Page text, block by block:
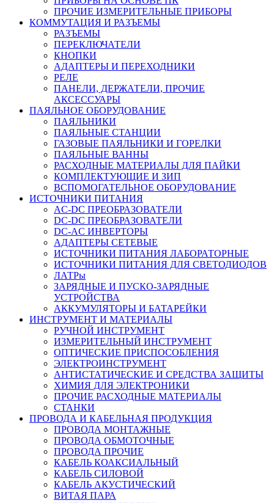
ПРОЧИЕ ИЗМЕРИТЕЛЬНЫЕ ПРИБОРЫ
КОММУТАЦИЯ И РАЗЪЕМЫ
РАЗЪЕМЫ
ПЕРЕКЛЮЧАТЕЛИ
КНОПКИ
АДАПТЕРЫ И ПЕРЕХОДНИКИ
РЕЛЕ
ПАНЕЛИ, ДЕРЖАТЕЛИ, ПРОЧИЕ
АКСЕССУАРЫ
ПАЯЛЬНОЕ ОБОРУДОВАНИЕ
ПАЯЛЬНИКИ
ПАЯЛЬНЫЕ СТАНЦИИ
ГАЗОВЫЕ ПАЯЛЬНИКИ И ГОРЕЛКИ
ПАЯЛЬНЫЕ ВАННЫ
РАСХОДНЫЕ МАТЕРИАЛЫ ДЛЯ ПАЙКИ
КОМПЛЕКТУЮЩИЕ И ЗИП
ВСПОМОГАТЕЛЬНОЕ ОБОРУДОВАНИЕ
ИСТОЧНИКИ ПИТАНИЯ
AC-DC ПРЕОБРАЗОВАТЕЛИ
DC-DC ПРЕОБРАЗОВАТЕЛИ
DC-AC ИНВЕРТОРЫ
АДАПТЕРЫ СЕТЕВЫЕ
ИСТОЧНИКИ ПИТАНИЯ ЛАБОРАТОРНЫЕ
ИСТОЧНИКИ ПИТАНИЯ ДЛЯ СВЕТОДИОДОВ
ЛАТРы
ЗАРЯДНЫЕ И ПУСКО-ЗАРЯДНЫЕ
УСТРОЙСТВА
АККУМУЛЯТОРЫ И БАТАРЕЙКИ
ИНСТРУМЕНТ И МАТЕРИАЛЫ
РУЧНОЙ ИНСТРУМЕНТ
ИЗМЕРИТЕЛЬНЫЙ ИНСТРУМЕНТ
ОПТИЧЕСКИЕ ПРИСПОСОБЛЕНИЯ
ЭЛЕКТРОИНСТРУМЕНТ
АНТИСТАТИЧЕСКИЕ И СРЕДСТВА ЗАЩИТЫ
ХИМИЯ ДЛЯ ЭЛЕКТРОНИКИ
ПРОЧИЕ РАСХОДНЫЕ МАТЕРИАЛЫ
СТАНКИ
ПРОВОДА И КАБЕЛЬНАЯ ПРОДУКЦИЯ
ПРОВОДА МОНТАЖНЫЕ
ПРОВОДА ОБМОТОЧНЫЕ
ПРОВОДА ПРОЧИЕ
КАБЕЛЬ КОАКСИАЛЬНЫЙ
КАБЕЛЬ СИЛОВОЙ
КАБЕЛЬ АКУСТИЧЕСКИЙ
ВИТАЯ ПАРА